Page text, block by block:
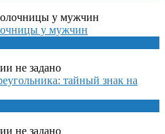
у мужчин
тайный знак на